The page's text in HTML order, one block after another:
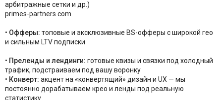
арбитражные сетки и др.)
primes-partners.com
• Офферы: топовые и эксклюзивные BS-офферы с широкой гео
и сильным LTV подписки
• Преленды и лендинги: готовые квизы и связки под холодный
трафик, подстраиваем под вашу воронку
• Конверт: акцент на «конвертящий» дизайн и UX — мы
постоянно дорабатываем крео и ленды под реальную
статистику